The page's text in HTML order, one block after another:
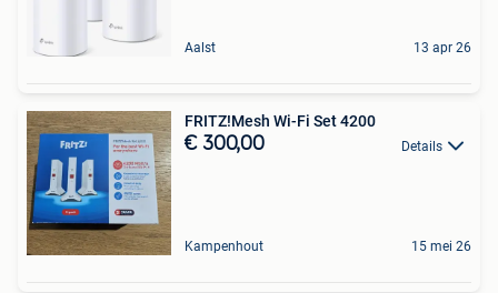
Aalst 13 apr 26
FRITZ!Mesh Wi-Fi Set 4200
€ 300,00 Details
Kampenhout 15 mei 26